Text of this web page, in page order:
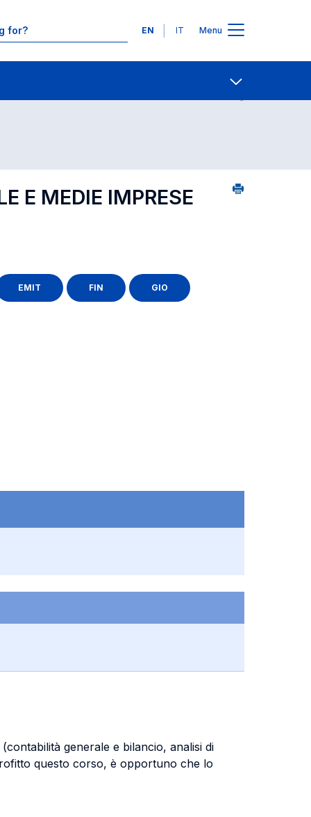
Languages
EN IT Menu
Contact Us
E MEDIE IMPRESE
EMIT FIN GIO
generale e bilancio, analisi di
questo corso, è opportuno che lo